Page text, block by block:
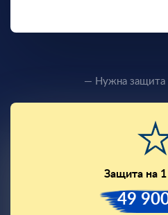
— Нужна защита
Защита на
49